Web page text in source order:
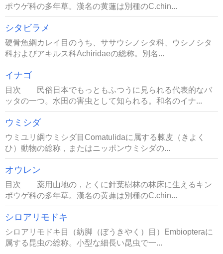
ポウゲ科の多年草。漢名の黄蓮は別種のC.chin...
シタビラメ
硬骨魚綱カレイ目のうち、ササウシノシタ科、ウシノシタ
科およびアキルス科Achiridaeの総称。別名...
イナゴ
目次 民俗日本でもっともふつうに見られる代表的なバ
ッタの一つ。水田の害虫として知られる。和名のイナ...
ウミシダ
ウミユリ綱ウミシダ目Comatulidaに属する棘皮（きよく
ひ）動物の総称，またはニッポンウミシダの...
オウレン
目次 薬用山地の，とくに針葉樹林の林床に生えるキン
ポウゲ科の多年草。漢名の黄蓮は別種のC.chin...
シロアリモドキ
シロアリモドキ目（紡脚（ぼうきやく）目）Embiopteraに
属する昆虫の総称。小型な細長い昆虫で一...